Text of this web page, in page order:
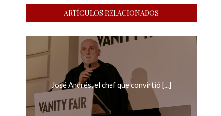
ARTÍCULOS RELACIONADOS
José Andrés, el chef que convirtió [...]